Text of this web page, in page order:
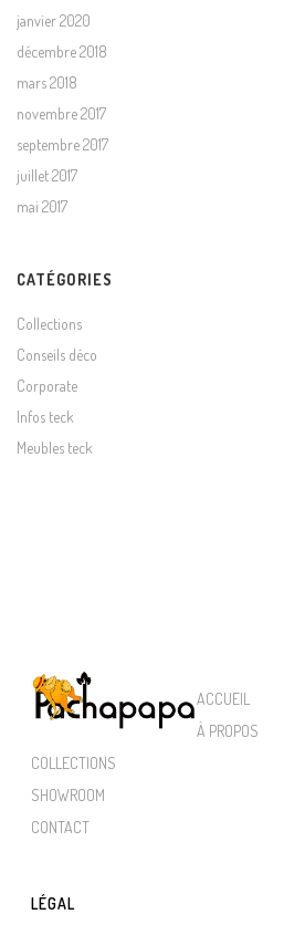
janvier 2020
décembre 2018
mars 2018
novembre 2017
septembre 2017
juillet 2017
mai 2017
CATÉGORIES
Collections
Conseils déco
Corporate
Infos teck
Meubles teck
ACCUEIL
À PROPOS
COLLECTIONS
SHOWROOM
CONTACT
LÉGAL